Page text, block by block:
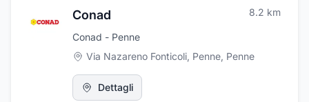
Conad 8.2 km
Conad - Penne
Via Nazareno Fonticoli, Penne, Penne
Dettagli